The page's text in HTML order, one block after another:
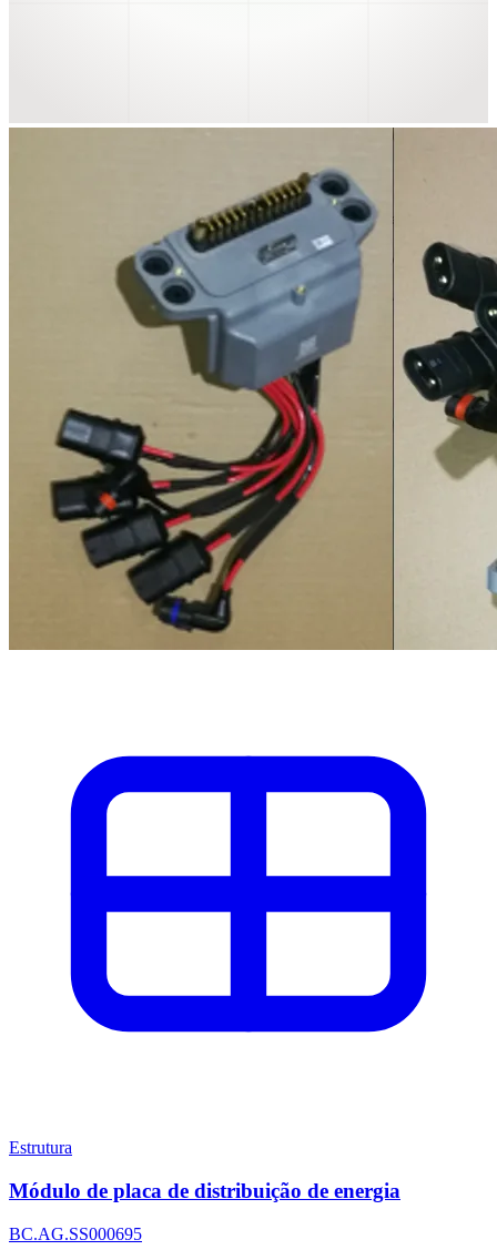
Estrutura
Módulo de placa de distribuição de energia
BC.AG.SS000695